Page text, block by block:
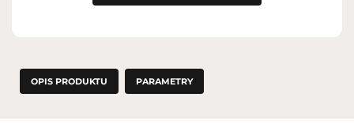
OPIS PRODUKTU PARAMETRY